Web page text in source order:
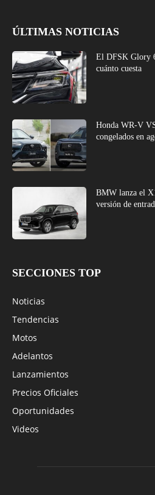
ÚLTIMAS NOTICIAS
El DFSK Glory
cuánto cuesta
Honda WR-V
congelados en
BMW lanza el
versión de
SECCIONES TOP
Noticias
Tendencias
Motos
Adelantos
Lanzamientos
Precios Oficiales
Oportunidades
Videos